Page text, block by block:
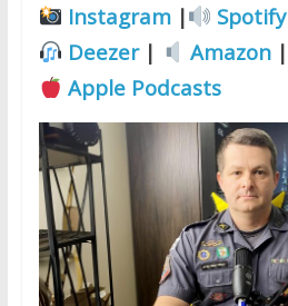
Instagram |
Spotify
Deezer| Amazon |
Apple Podcasts